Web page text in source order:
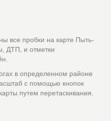
все пробки на карте Пыть-
ДТП, и отметки
в определенном районе
с помощью кнопок
путем перетаскивания.